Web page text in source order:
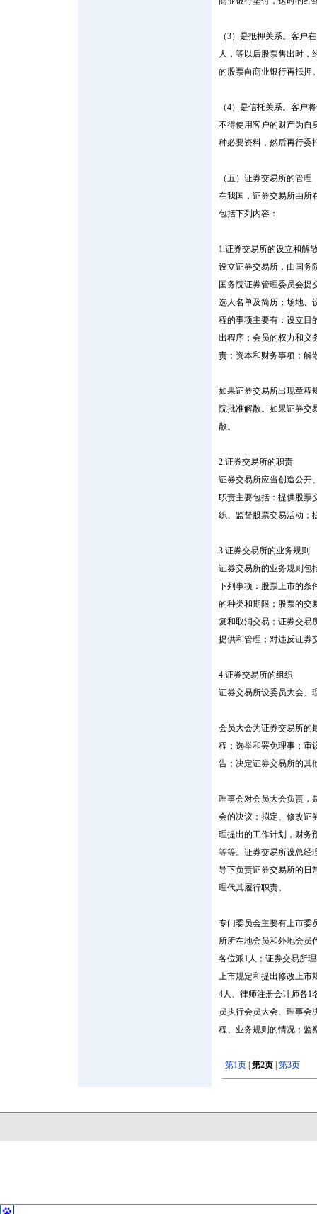
（3）是抵押关系。客户
人，等以后股票售出时，
的股票向商业银行再抵押
（4）是信托关系。客户
不得使用客户的财产为自
种必要资料，然后再行委
（五）证券交易所的管理
在我国，证券交易所由所
包括下列内容：
1.证券交易所的设立和解
设立证券交易所，由国务
国务院证券管理委员会提
选人名单及简历；场地、
程的事项主要有：设立目
出程序；会员的权力和义
责；资本和财务事项；解
如果证券交易所出现章程
院批准解散。如果证券交
散。
2.证券交易所的职责
证券交易所应当创造公开
职责主要包括：提供股票
织、监督股票交易活动；
3.证券交易所的业务规则
证券交易所的业务规则包
下列事项：股票上市的条
的种类和期限；股票的交
复和取消交易；证券交易
提供和管理；对违反证券
4.证券交易所的组织
证券交易所设委员大会、
会员大会为证券交易所的
程；选举和罢免理事；审
告；决定证券交易所的其
理事会对会员大会负责，
会的决议；拟定、修改证
理提出的工作计划，财务
等等。证券交易所设总经
导下负责证券交易所的日
理代其履行职责。
专门委员会主要有上市委
所所在地会员和外地会员
各位派1人；证券交易所
上市规定和提出修改上市
4人、律师注册会计师各1
员执行会员大会、理事会
程、业务规则的情况；监
第1页 第2页 第3页